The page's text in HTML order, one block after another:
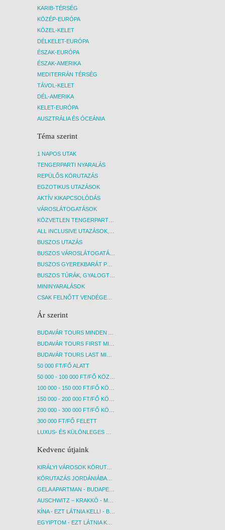
KARIB-TÉRSÉG
KÖZÉP-EURÓPA
KÖZEL-KELET
DÉLKELET-EURÓPA
ÉSZAK-EURÓPA
ÉSZAK-AMERIKA
MEDITERRÁN TÉRSÉG
TÁVOL-KELET
DÉL-AMERIKA
KELET-EURÓPA
AUSZTRÁLIA ÉS ÓCEÁNIA
Téma szerint
1 NAPOS UTAK
TENGERPARTI NYARALÁS
REPÜLŐS KÖRUTAZÁS
EGZOTIKUS UTAZÁSOK
AKTÍV KIKAPCSOLÓDÁS
VÁROSLÁTOGATÁSOK
KÖZVETLEN TENGERPARTI SZÁLLÁSOK
ALL INCLUSIVE UTAZÁSOK, NYARALÁSOK
BUSZOS UTAZÁS
BUSZOS VÁROSLÁTOGATÁSOK
BUSZOS GYEREKBARÁT PROGRAMOK
BUSZOS TÚRÁK, GYALOGTÚRÁK
MININYARALÁSOK
CSAK FELNŐTT VENDÉGEKET FOGADÓ SZÁLLÁSOK
Ár szerint
BUDAVÁR TOURS MINDEN AKCIÓS ÚT
BUDAVÁR TOURS FIRST MINUTE AKCIÓS UTAK
BUDAVÁR TOURS LAST MINUTE AKCIÓS UTAK
50 000 FT/FŐ ALATT
50 000 - 100 000 FT/FŐ KÖZÖTT
100 000 - 150 000 FT/FŐ KÖZÖTT
150 000 - 200 000 FT/FŐ KÖZÖTT
200 000 - 300 000 FT/FŐ KÖZÖTT
300 000 FT/FŐ FELETT
LUXUS- ÉS KÜLÖNLEGES UTAK
Kedvenc útjaink
KIRÁLYI VÁROSOK KÖRUTAZÁS KÖZVETLEN REPÜLŐJÁRATTAL - BUDAPEST, REPÜLŐ
KÖRUTAZÁS JORDÁNIÁBAN, HOLT-TENGERI PIHENÉSSEL - BUDAPEST, REPÜLŐ
GELA APARTMAN - BUDAPEST, REPÜLŐ
AUSCHWITZ – KRAKKÓ - MEGRÁZÓ IDŐUTAZÁS! - BUDAPEST, BUSZ
KÍNA - EZT LÁTNIA KELL! - BUDAPEST, REPÜLŐ
EGYIPTOM - EZT LÁTNIA KELL! - BUDAPEST, REPÜLŐ